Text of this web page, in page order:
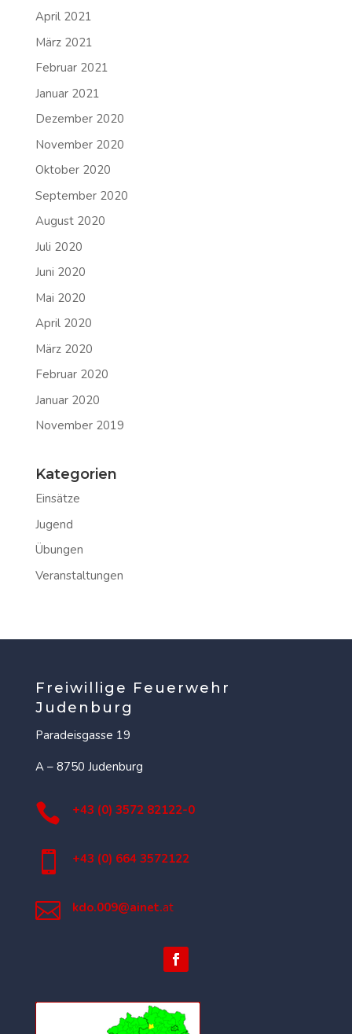
April 2021
März 2021
Februar 2021
Januar 2021
Dezember 2020
November 2020
Oktober 2020
September 2020
August 2020
Juli 2020
Juni 2020
Mai 2020
April 2020
März 2020
Februar 2020
Januar 2020
November 2019
Kategorien
Einsätze
Jugend
Übungen
Veranstaltungen
Freiwillige Feuerwehr
Judenburg
Paradeisgasse 19
A – 8750 Judenburg
 +43 (0) 3572 82122-0
 +43 (0) 664 3572122
 kdo.009@ainet.at